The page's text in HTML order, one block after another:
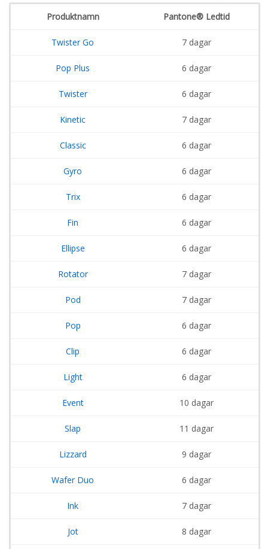
Produktnamn Pantone® Ledtid
Twister Go 7 dagar
Pop Plus 6 dagar
Twister 6 dagar
Kinetic 7 dagar
Classic 6 dagar
Gyro 6 dagar
Trix 6 dagar
Fin 6 dagar
Ellipse 6 dagar
Rotator 7 dagar
Pod 7 dagar
Pop 6 dagar
Clip 6 dagar
Light 6 dagar
Event 10 dagar
Slap 11 dagar
Lizzard 9 dagar
Wafer Duo 6 dagar
Ink 7 dagar
Jot 8 dagar